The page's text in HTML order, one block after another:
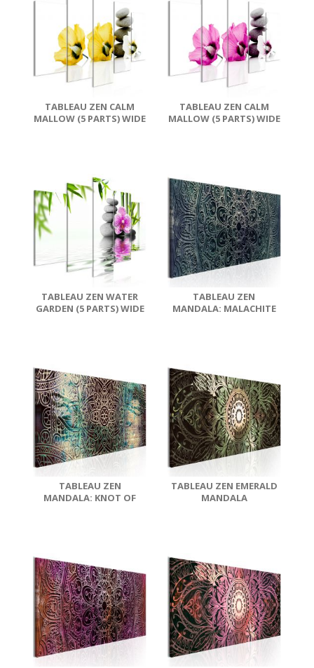
TABLEAU ZEN CALM
MALLOW (5 PARTS) WIDE
TABLEAU ZEN CALM
MALLOW (5 PARTS) WIDE
TABLEAU ZEN WATER
GARDEN (5 PARTS) WIDE
TABLEAU ZEN
MANDALA: MALACHITE
TABLEAU ZEN
MANDALA: KNOT OF
TABLEAU ZEN EMERALD
MANDALA